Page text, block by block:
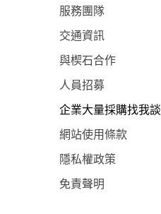
服務團隊
交通資訊
與楔石合作
人員招募
企業大量採購找我談
網站使用條款
隱私權政策
免責聲明